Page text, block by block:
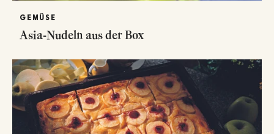
GEMÜSE
Asia-Nudeln aus der Box